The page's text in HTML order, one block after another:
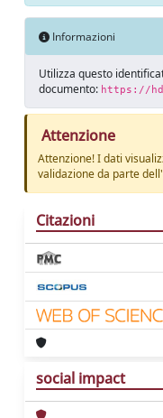
Informazioni
Utilizza questo
documento: https://
Attenzione
Attenzione! I dati
validazione da parte
Citazioni
social impact